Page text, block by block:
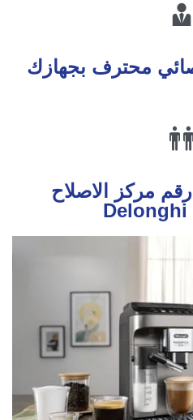

محترف بجهازك

مركز الاصلاح
Delonghi